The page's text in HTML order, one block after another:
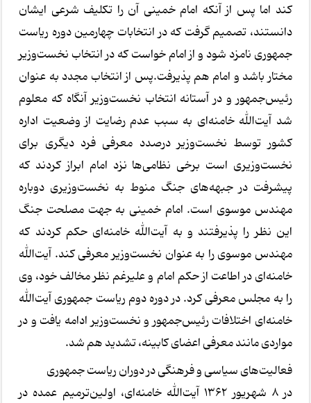
کند اما پس از آنکه امام خمینی آن را تکلیف شرعی ایشان
دانستند، تصمیم گرفت که در انتخابات چهارمین دوره ریاست
جمهوری نامزد شود و از امام خواست که در انتخاب نخست‌وزیر
مختار باشد و امام هم پذیرفت.پس از انتخاب مجدد به عنوان
رئیس‌جمهور و در آستانه انتخاب نخست‌وزیر آنگاه که معلوم
شد آیت‌الله خامنه‌ای به سبب عدم رضایت از وضعیت اداره
کشور توسط نخست‌وزیر درصدد معرفی فرد دیگری برای
نخست‌وزیری است برخی نظامی‌ها نزد امام ابراز کردند که
پیشرفت در جبهه‌های جنگ منوط به نخست‌وزیری دوباره
مهندس موسوی است. امام خمینی به جهت مصلحت جنگ
این نظر را پذیرفتند و به آیت‌الله خامنه‌ای حکم کردند که
مهندس موسوی را به عنوان نخست‌وزیر معرفی کند. آیت‌الله
خامنه‌ای در اطاعت از حکم امام و علیرغم نظر مخالف خود، وی
را به مجلس معرفی کرد. در دوره دوم ریاست جمهوری آیت‌الله
خامنه‌ای اختلافات رئیس‌جمهور و نخست‌وزیر ادامه یافت و در
مواردی مانند معرفی اعضای کابینه، تشدید هم شد.
فعالیت‌های سیاسی و فرهنگی در دوران ریاست جمهوری
در ۸ شهریور ۱۳۶۲ آیت‌الله خامنه‌ای، اولین‌ترمیم عمده در